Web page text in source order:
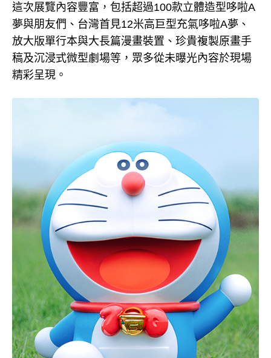
這次展覽內容豐富，包括超過100款立體造型哆啦A
夢與朋友們、台灣首見12米高巨型充氣哆啦A夢、
放大版單行本與大長篇漫畫裝置、珍貴複製原畫手
稿及沉浸式微型劇場等，眾多從未曝光內容於現場
精彩呈現。